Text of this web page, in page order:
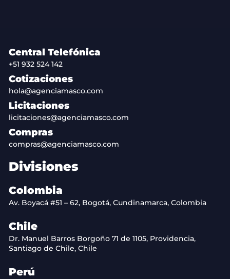
Central Telefónica
+51 932 524 142
Cotizaciones
hola@agenciamasco.com
Licitaciones
licitaciones@agenciamasco.com
Compras
compras@agenciamasco.com
Divisiones
Colombia
Av. Boyacá #51 – 62, Bogotá, Cundinamarca, Colombia
Chile
Dr. Manuel Barros Borgoño 71 de 1105, Providencia,
Santiago de Chile, Chile
Perú